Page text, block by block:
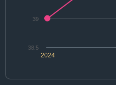
2024
38.5
39